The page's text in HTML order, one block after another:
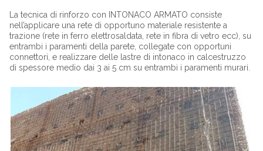
La tecnica di rinforzo con INTONACO ARMATO consiste
nell’applicare una rete di opportuno materiale resistente a
trazione (rete in ferro elettrosaldata, rete in fibra di vetro ecc), su
entrambi i paramenti della parete, collegate con opportuni
connettori, e realizzare delle lastre di intonaco in calcestruzzo
di spessore medio dai 3 ai 5 cm su entrambi i paramenti murari.